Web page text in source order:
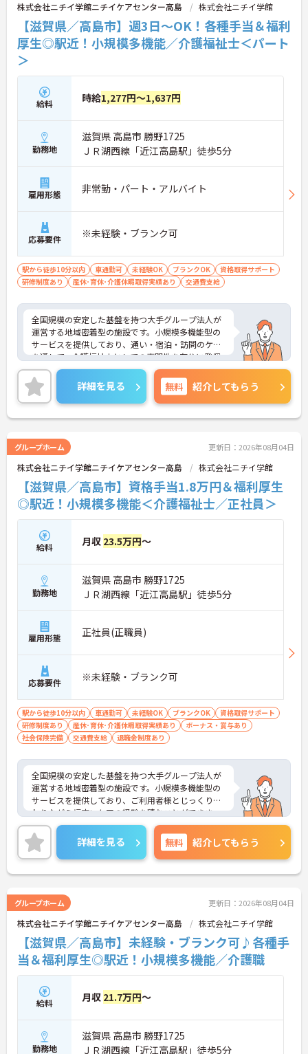
・業務スキルに応じたステップテストに合格するこ
とでキャリアアップ手当が支給されるため、日々の
質の高いケアがしっかりと給与に反映されます。
環境です】
・週3日からの勤務が可能でシフトの時間帯も相談
できるため、ご家庭やプライベートと両立しながら
無理のないペースで働けます。
・満10歳から18歳のお子様を持つ方に向けた子ども
手当が時給に加算されるため、子育て世代の介護福
祉士の方も安心して長く働けます。
環境です】
・通い、宿泊、訪問の三つのサービスを提供してい
るため、これまでの経験を活かしながら施設内で
様々なケアを実践できます。
・採用から一定期間が経過したのちに原則として無
期雇用へ転換される制度があるため、長期的な視点
でのキャリア形成が期待できます。
【サポート体制の整備により一人に業務が集中しに
・拠点間での応援や支店による管理体制が機能して
いるため、欠員が生じた際もチーム全体でカバーし
合えます。
・ブランクのある方も経験豊富なスタッフから丁寧
なサポートを受けられるため、安心して専門職とし
ての業務をリスタートできます。
株式会社ニチイ学館ニチイケアセンター高島 株式会社ニチイ学館
【滋賀県／高島市】週3日～OK！各種手当＆福利
厚生◎駅近！小規模多機能／介護福祉士＜パート
＞
給料 時給1,277円～1,637円
勤務地
滋賀県 高島市 勝野1725
ＪＲ湖西線「近江高島駅」徒歩5分
雇用形態 非常勤・パート・アルバイト
応募要件 ※未経験・ブランク可
駅から徒歩10分以内 車通勤可 未経験OK ブランクOK
資格取得サポート
研修制度あり
産休･育休･介護休暇取得実績あり 交通費支給
全国規模の安定した基盤を持つ大手グループ法人が
運営する地域密着型の施設です。小規模多機能型の
サービスを提供しており、通い・宿泊・訪問のケア
を通して、介護福祉士としての専門性を存分に発揮
できるやりがいのある環境です。週3日からの勤務が
可能で、ライフスタイルに合わせた働き方が選択で
きます。業務の偏りを防ぐためのルール化や拠点間
でのサポート体制が確立されており、チーム全体で
協力し合える環境が整っています。また、介護福祉
アップ手当、お子様を持つ方に向けた子ども手当な
どが手厚く用意されており、パートタイムであって
も専門職として高く評価され、安心して長く働き続
けられる待遇が整っていることが最大の魅力です。
★おすすめPOINT★
【国家資格を活かして着実な時給アップが期待でき
る環境です】
・介護福祉士の資格手当に加えて、在籍年数に応じ
て時給に加算される手当があるため、長く勤めるほ
ど確実な給与アップが期待できます。
・業務スキルに応じたステップテストに合格するこ
とでキャリアアップ手当が支給されるため、日々の
【ライフスタイルに合わせた柔軟な働き方が可能な
環境です】
・週3日からの勤務が可能でシフトの時間帯も相談
できるため、ご家庭やプライベートと両立しながら
無理のないペースで働けます。
・満10歳から18歳のお子様を持つ方に向けた子ども
手当が時給に加算されるため、子育て世代の介護福
祉士の方も安心して長く働けます。
【これまでの経験を活かして幅広いケアに携われる
・通い、宿泊、訪問の三つのサービスを提供してい
るため、これまでの経験を活かしながら施設内で
様々なケアを実践できます。
・採用から一定期間が経過したのちに原則として無
期雇用へ転換される制度があるため、長期的な視点
でのキャリア形成が期待できます。
【サポート体制の整備により一人に業務が集中しに
くい環境です】
・拠点間での応援や支店による管理体制が機能して
合えます。
・ブランクのある方も経験豊富なスタッフから丁寧
なサポートを受けられるため、安心して専門職とし
ての業務をリスタートできます。
詳細を見る 無料 紹介してもらう
グループホーム 更新日：2026年08月04日
株式会社ニチイ学館ニチイケアセンター高島 株式会社ニチイ学館
【滋賀県／高島市】資格手当1.8万円＆福利厚生
◎駅近！小規模多機能＜介護福祉士／正社員＞
給料 月収 23.5万円～
勤務地
滋賀県 高島市 勝野1725
ＪＲ湖西線「近江高島駅」徒歩5分
雇用形態 正社員(正職員)
応募要件 ※未経験・ブランク可
駅から徒歩10分以内 車通勤可 未経験OK ブランクOK
資格取得サポート
研修制度あり
産休･育休･介護休暇取得実績あり
ボーナス・賞与あり
社会保険完備
交通費支給 退職金制度あり
全国規模の安定した基盤を持つ大手グループ法人が
運営する地域密着型の施設です。小規模多機能型の
サービスを提供しており、ご利用者様とじっくり関
わりながら幅広いケアの経験を積むことができま
す。業務の偏りを防ぐためのルール化や拠点間での
サポート体制が確立されており、チーム全体で協力
し合える環境が整っています。介護福祉士の資格を
活かした明確なキャリアパスが設定されており、将
来的なステップアップを目指す方にも適していま
当、子ども手当などが充実しており、ご自身のライ
フステージが変化しても安心して長く働き続けられ
る待遇が用意されています。
★おすすめPOINT★
【大手グループの安定した経営基盤のもとで長く働
ける環境です】
・全国規模の展開と強固な財務基盤による安定性が
あるため、長期的な視点でのキャリア形成が期待で
きます。 ・産休や育休、介護休暇の取得実績が豊富
にあるため、ライフステージの変化に合わせて無理
なく働き続けられます。
詳細を見る 無料 紹介してもらう
グループホーム 更新日：2026年08月04日
株式会社ニチイ学館ニチイケアセンター高島 株式会社ニチイ学館
【滋賀県／高島市】未経験・ブランク可♪各種手
当＆福利厚生◎駅近！小規模多機能／介護職
給料 月収 21.7万円～
勤務地
滋賀県 高島市 勝野1725
ＪＲ湖西線「近江高島駅」徒歩5分